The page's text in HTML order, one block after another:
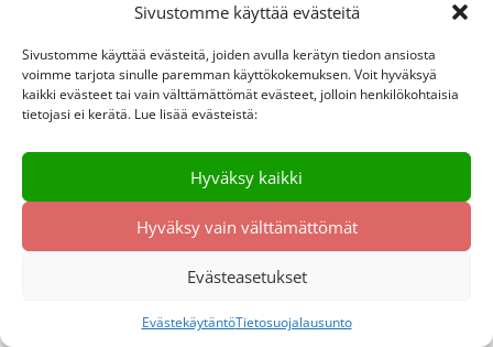
Sivustomme käyttää evästeitä
Sivustomme käyttää evästeitä, joiden avulla kerätyn tiedon ansiosta
voimme tarjota sinulle paremman käyttökokemuksen. Voit hyväksyä
kaikki evästeet tai vain välttämättömät evästeet, jolloin henkilökohtaisia
tietojasi ei kerätä. Lue lisää evästeistä:
Hyväksy kaikki
Hyväksy vain välttämättömät
Evästeasetukset
EvästekäytäntöTietosuojalausunto